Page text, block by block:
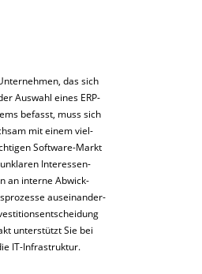
das sich
Auswahl eines ERP-
befasst, muss sich
mit einem viel-
Software-Markt
Interessen-
an interne Abwick-
auseinander-
unterstützt Sie bei
IT-Infrastruktur.